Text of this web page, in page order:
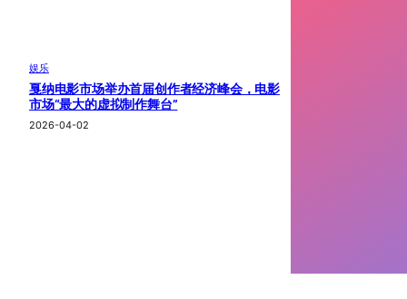
娱乐
戛纳电影市场举办首届创作者经济峰会，电影
市场“最大的虚拟制作舞台”
2026-04-02